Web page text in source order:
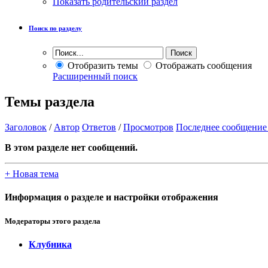
Поиск по разделу
Отобразить темы
Отображать сообщения
Расширенный поиск
Темы раздела
Заголовок / Автор Ответов /Просмотров Последнее сообщение
В этом разделе нет сообщений.
+ Новая тема
Информация о разделе и настройки отображения
Модераторы этого раздела
Клубника